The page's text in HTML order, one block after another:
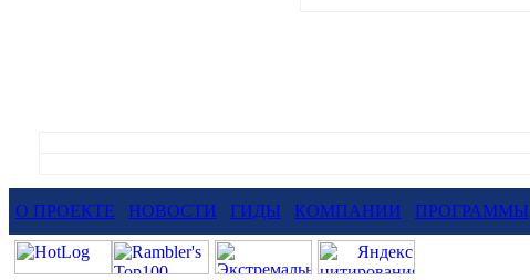
О ПРОЕКТЕ НОВОСТИ ГИДЫ КОМПАНИИ ПРОГРАММЫ